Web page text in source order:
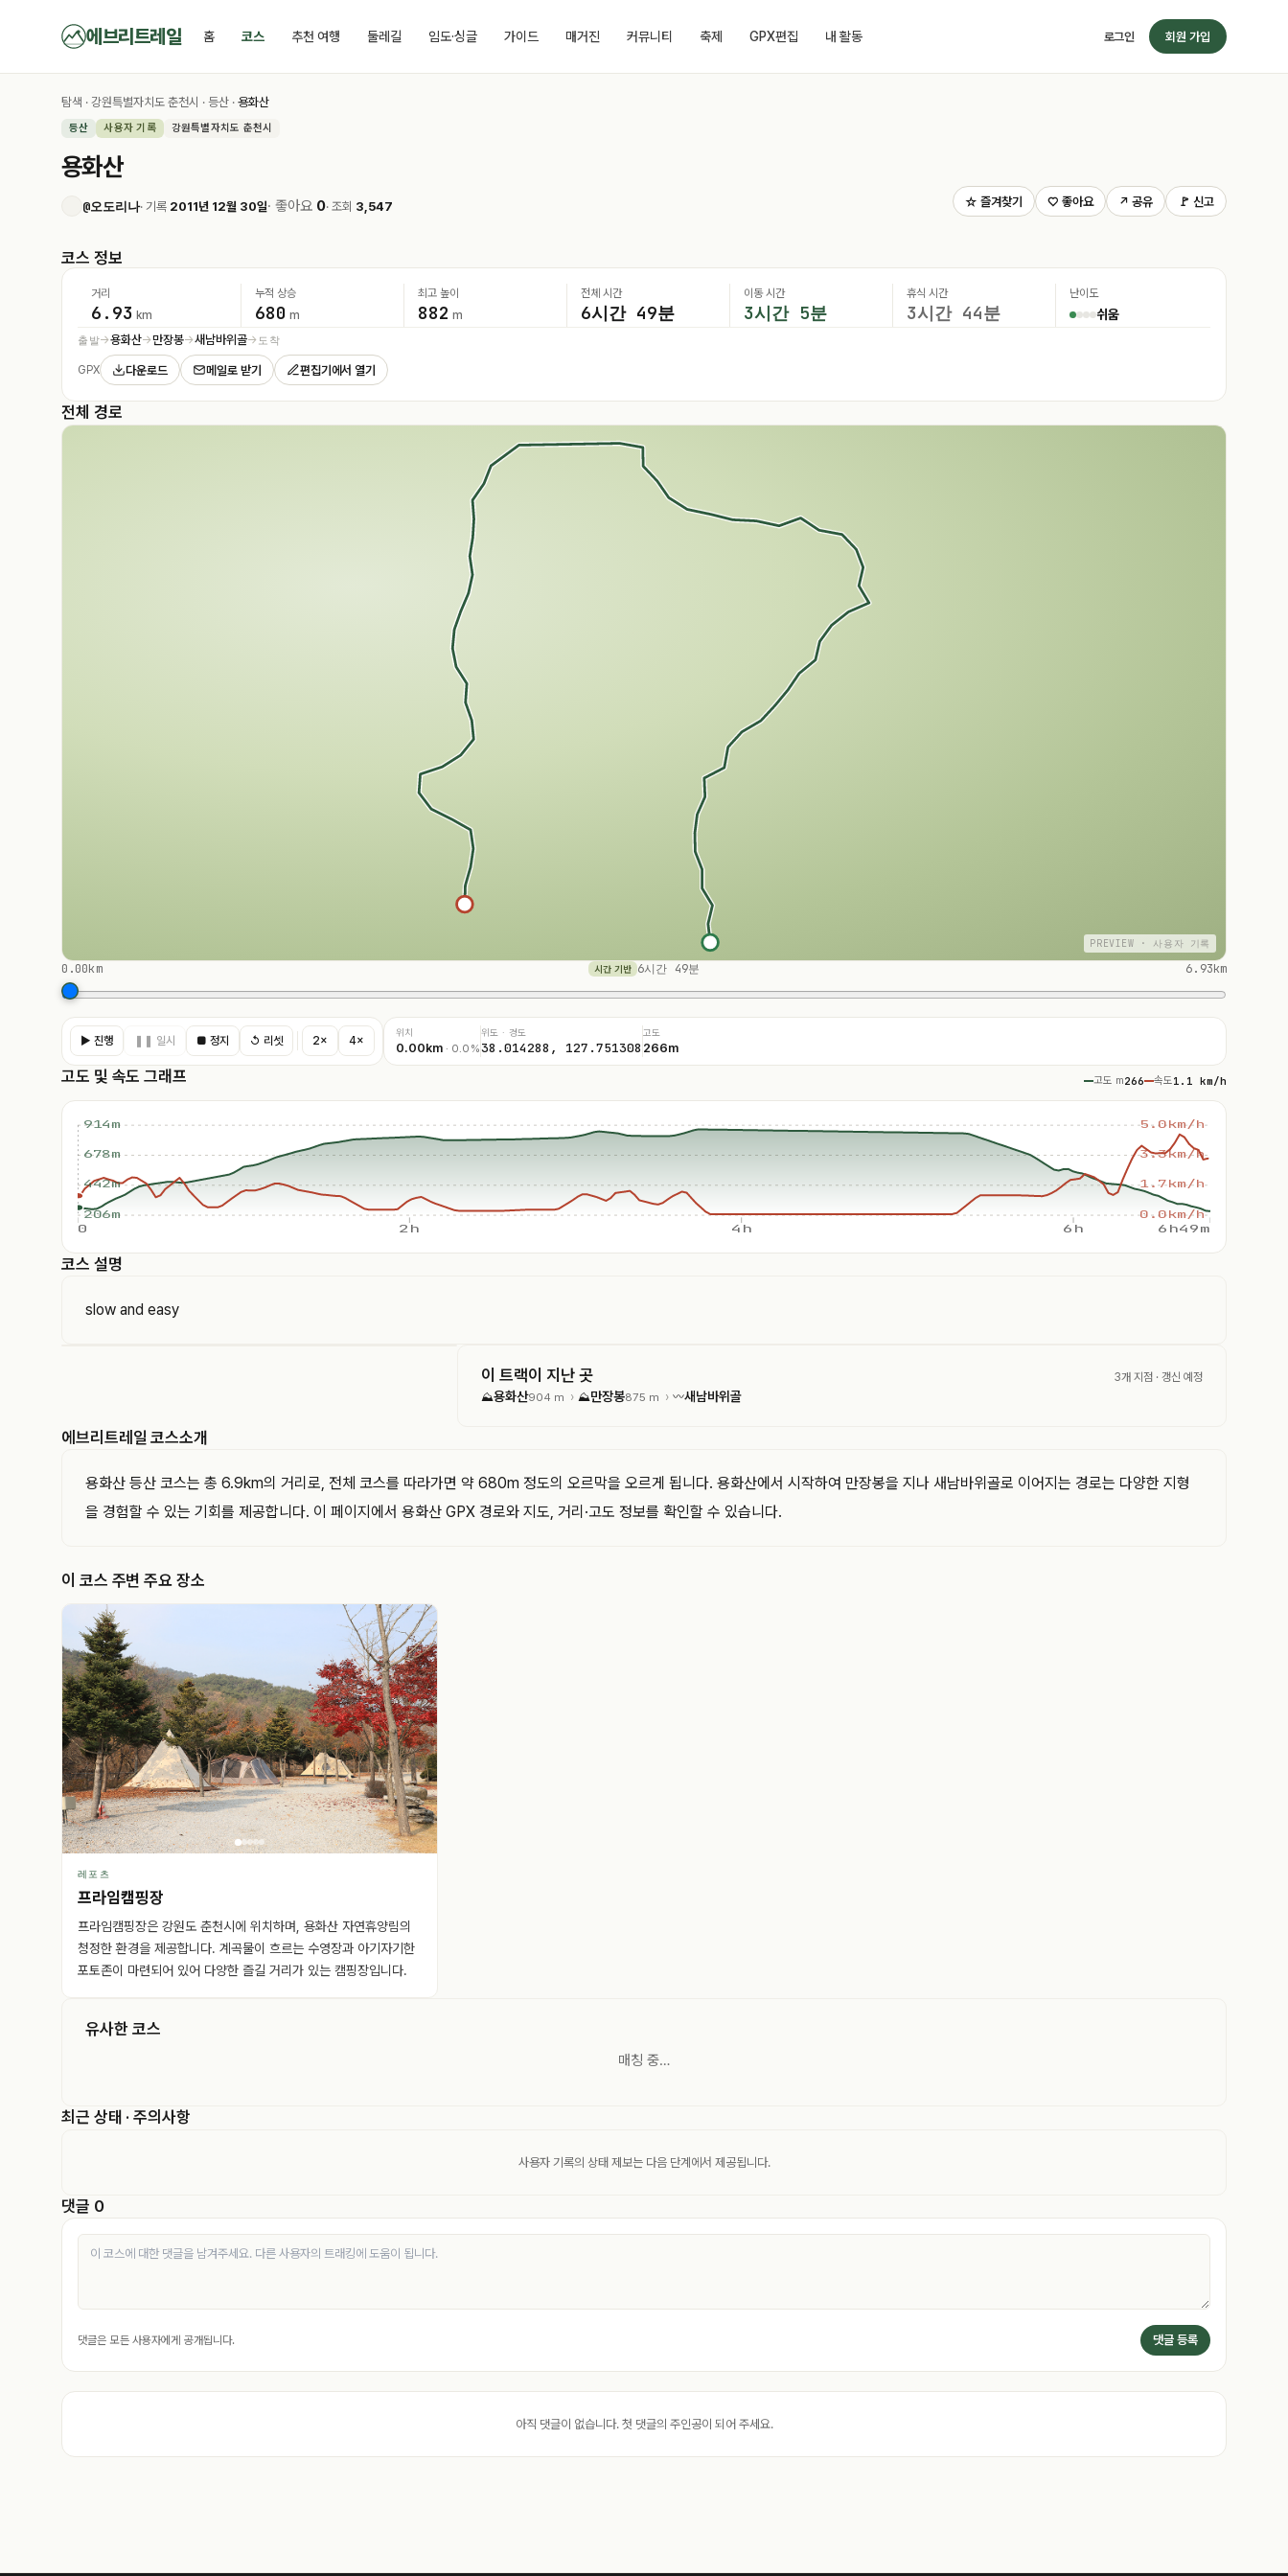
에브리트레일 홈 코스 추천 여행 둘레길 임도·싱글 가이드 매거진 커뮤니티 축제 GPX편집 내 활동 로그인 회원 가입
탐색 · 강원특별자치도 춘천시 · 등산 · 용화산
등산 사용자 기록 강원특별자치도 춘천시
용화산
@오도리나· 기록 2011년 12월 30일· 좋아요 0· 조회 3,547 ☆ 즐겨찾기 ♡ 좋아요 ↗ 공유 🚩 신고
코스 정보
거리
6.93 km
누적 상승
680 m
최고 높이
882 m
전체 시간
6시간 49분
이동 시간
3시간 5분
휴식 시간
3시간 44분
난이도
쉬움
출발→용화산→만장봉→새남바위골→ 도착
GPX 다운로드 메일로 받기 편집기에서 열기
전체 경로
PREVIEW · 사용자 기록
0.00km 시간 기반 6시간 49분 6.93km
▶ 진행 ❚❚ 일시 ■ 정지 ↺ 리셋 2× 4×
위치
0.00km · 0.0%
위도 · 경도
38.014288, 127.751308
고도
266m
고도 및 속도 그래프 고도 m266 속도 1.1 km/h
0 2h 4h 6h 6h49m
914m
678m
442m
206m
5.0km/h
3.3km/h
1.7km/h
0.0km/h
코스 설명
slow and easy
고도와 지나간 지점을 지도와 함께 확인해 보세요.
이 트랙이 지난 곳 3개 지점 · 갱신 예정
⛰용화산904 m › ⛰만장봉875 m › 〰새남바위골
에브리트레일 코스소개
용화산 등산 코스는 총 6.9km의 거리로, 전체 코스를 따라가면 약 680m 정도의 오르막을 오르게 됩니다. 용화산에서 시작하여 만장봉을 지나 새남바위골로 이어지는 경로는 다양한 지형
을 경험할 수 있는 기회를 제공합니다. 이 페이지에서 용화산 GPX 경로와 지도, 거리·고도 정보를 확인할 수 있습니다.
이 코스 주변 주요 장소
레포츠
프라임캠핑장
프라임캠핑장은 강원도 춘천시에 위치하며, 용화산 자연휴양림의
청정한 환경을 제공합니다. 계곡물이 흐르는 수영장과 아기자기한
포토존이 마련되어 있어 다양한 즐길 거리가 있는 캠핑장입니다.
유사한 코스
매칭 중…
최근 상태 · 주의사항
사용자 기록의 상태 제보는 다음 단계에서 제공됩니다.
댓글 0
댓글은 모든 사용자에게 공개됩니다. 댓글 등록
아직 댓글이 없습니다. 첫 댓글의 주인공이 되어 주세요.